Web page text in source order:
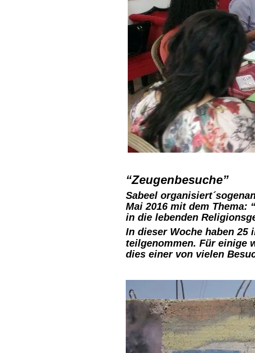
“Zeugenbesuche”
Sabeel
Mai 2016 mit dem Thema:
in die lebenden
In dieser Woche haben 25
teilgenommen. Für einige
dies einer von vielen